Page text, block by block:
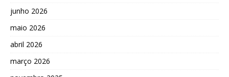
junho 2026
maio 2026
abril 2026
março 2026